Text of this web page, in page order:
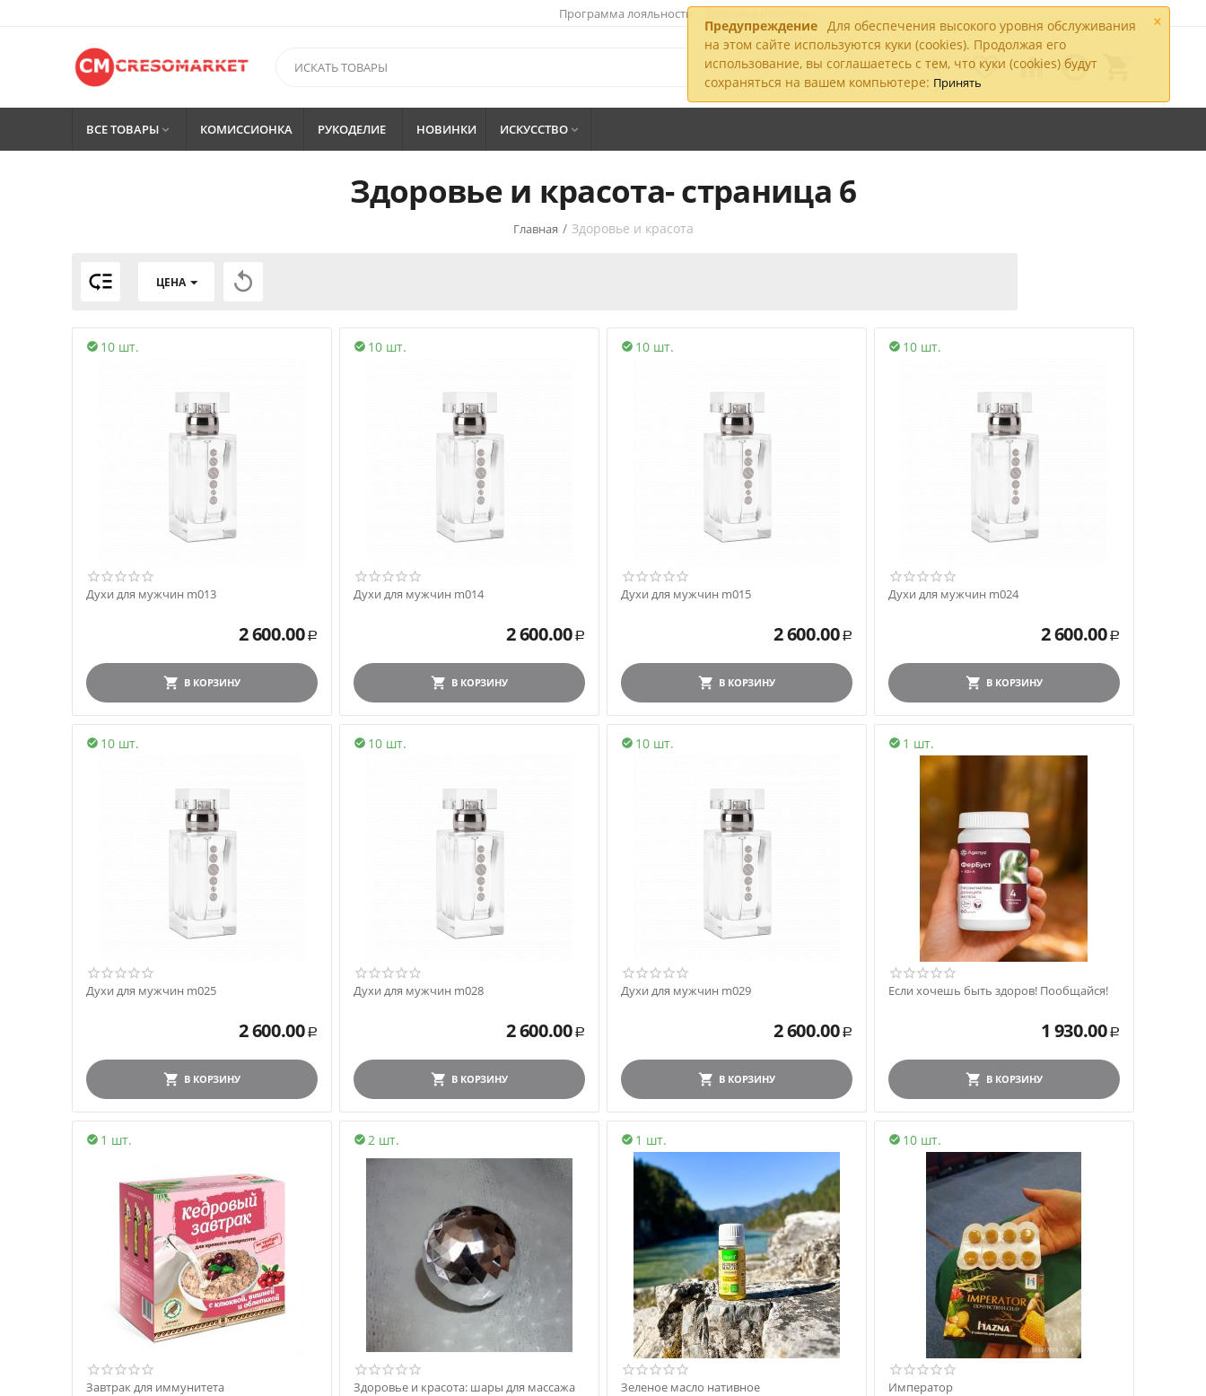
×
Предупреждение Для обеспечения высокого уровня обслуживания
на этом сайте используются куки (cookies). Продолжая его
использование, вы соглашаетесь с тем, что куки (cookies) будут
сохраняться на вашем компьютере: Принять
Программа лояльности

 

ВСЕ ТОВАРЫ  КОМИССИОНКА РУКОДЕЛИЕ НОВИНКИ ИСКУССТВО 
Здоровье и красота- страница 6
Главная / Здоровье и красота
 ЦЕНА 
10 шт.

Духи для мужчин m013
2 600.00 Р
В КОРЗИНУ
10 шт.

Духи для мужчин m014
2 600.00 Р
В КОРЗИНУ
10 шт.

Духи для мужчин m015
2 600.00 Р
В КОРЗИНУ
10 шт.

Духи для мужчин m024
2 600.00 Р
В КОРЗИНУ
10 шт.

Духи для мужчин m025
2 600.00 Р
В КОРЗИНУ
10 шт.

Духи для мужчин m028
2 600.00 Р
В КОРЗИНУ
10 шт.

Духи для мужчин m029
2 600.00 Р
В КОРЗИНУ
1 шт.

Если хочешь быть здоров! Пообщайся!
1 930.00 Р
В КОРЗИНУ
1 шт.

Завтрак для иммунитета
2 шт.

Здоровье и красота: шары для массажа
1 шт.

Зеленое масло нативное
10 шт.

Император